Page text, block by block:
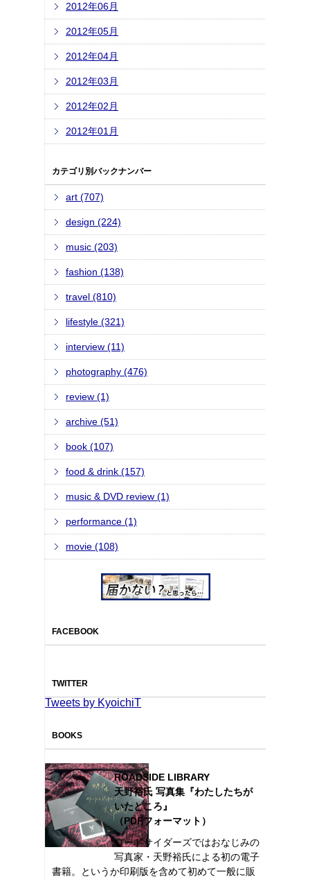
2012年06月
2012年05月
2012年04月
2012年03月
2012年02月
2012年01月
カテゴリ別バックナンバー
art (707)
design (224)
music (203)
fashion (138)
travel (810)
lifestyle (321)
interview (11)
photography (476)
review (1)
archive (51)
book (107)
food & drink (157)
music & DVD review (1)
performance (1)
movie (108)
FACEBOOK
TWITTER
Tweets by KyoichiT
BOOKS
ROADSIDE LIBRARY
天野裕氏 写真集『わたしたちが
いたところ』
（PDFフォーマット）
ロードサイダーズではおなじみの
写真家・天野裕氏による初の電子
書籍。というか印刷版を含めて初めて一般に販